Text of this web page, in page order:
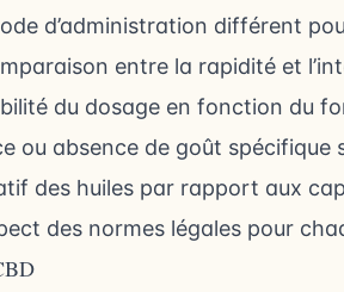
d’administration différent
entre la rapidité et
du dosage en fonction du
ou absence de goût spécifique
des huiles par rapport aux
des normes légales pour